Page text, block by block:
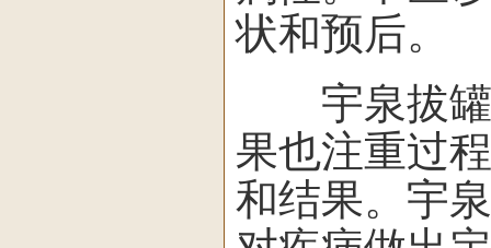
状和预后。
宇泉拔罐
果也注重过
和结果。宇